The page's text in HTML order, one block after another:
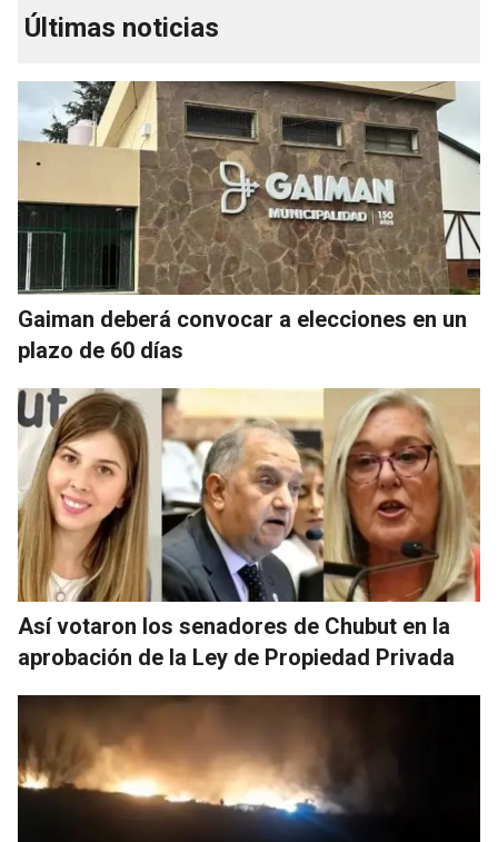
Últimas noticias
Gaiman deberá convocar a elecciones en un
plazo de 60 días
Así votaron los senadores de Chubut en la
aprobación de la Ley de Propiedad Privada